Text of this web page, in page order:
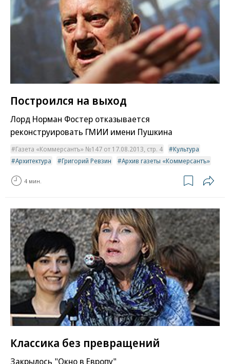
Построился на выход
Лорд Норман Фостер отказывается
реконструировать ГМИИ имени Пушкина
Газета «Коммерсантъ» №147 от 17.08.2013, стр. 4
Культура
Архитектура
Григорий Ревзин Архив газеты «Коммерсантъ»
4 мин.
Классика без превращений
Закрылось "Окно в Европу"